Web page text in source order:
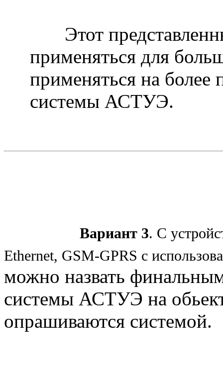
Этот
применяться для
применяться на более
системы АСТУЭ.
Вариант 3. С
Ethernet, GSM-GPRS c
можно назвать
системы АСТУЭ на
опрашиваются системой.